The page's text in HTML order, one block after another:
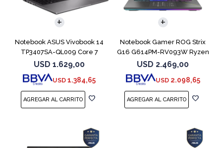
Notebook ASUS Vivobook 14
TP3407SA-QL009 Core 7
256V 512GB
USD 1.629,00
USD 1.384,65
COMPARAR
Notebook Gamer ROG Strix
G16 G614PM-RV093W Ryzen
9 8940HX 1T
USD 2.469,00
USD 2.098,65
COMPARAR